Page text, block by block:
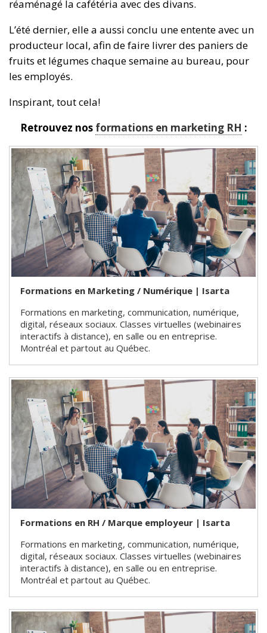
réaménagé la cafétéria avec des divans.
L’été dernier, elle a aussi conclu une entente avec un
producteur local, afin de faire livrer des paniers de
fruits et légumes chaque semaine au bureau, pour
les employés.
Inspirant, tout cela!
Retrouvez nos formations en marketing RH :
Formations en Marketing / Numérique | Isarta
Formations en marketing, communication, numérique,
digital, réseaux sociaux. Classes virtuelles (webinaires
interactifs à distance), en salle ou en entreprise.
Montréal et partout au Québec.
Formations en RH / Marque employeur | Isarta
Formations en marketing, communication, numérique,
digital, réseaux sociaux. Classes virtuelles (webinaires
interactifs à distance), en salle ou en entreprise.
Montréal et partout au Québec.